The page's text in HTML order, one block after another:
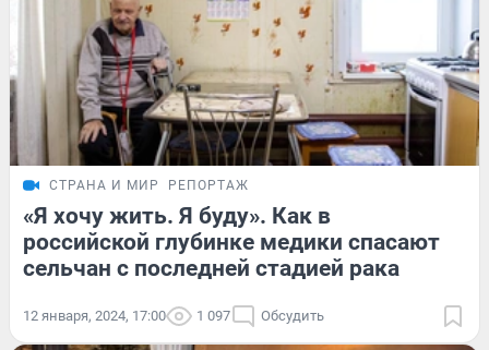
СТРАНА И МИР РЕПОРТАЖ
«Я хочу жить. Я буду». Как в
российской глубинке медики спасают
сельчан с последней стадией рака
12 января, 2024, 17:00 1 097 Обсудить